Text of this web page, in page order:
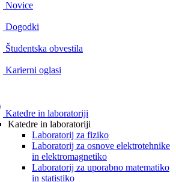
Novice
Dogodki
Študentska obvestila
Karierni oglasi
Katedre in laboratoriji
Katedre in laboratoriji
Laboratorij za fiziko
Laboratorij za osnove elektrotehnike
in elektromagnetiko
Laboratorij za uporabno matematiko
in statistiko